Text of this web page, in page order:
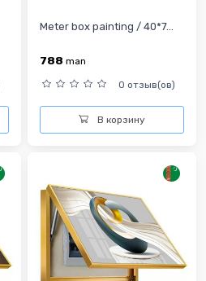
Meter box painting / 40*7...
788 man
0 отзыв(ов)
В корзину